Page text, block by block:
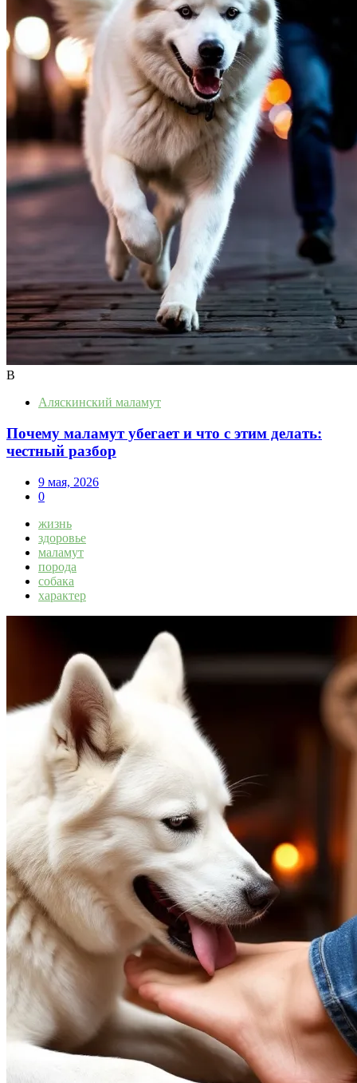
В
Аляскинский маламут
Почему маламут убегает и что с этим делать:
честный разбор
9 мая, 2026
0
жизнь
здоровье
маламут
порода
собака
характер